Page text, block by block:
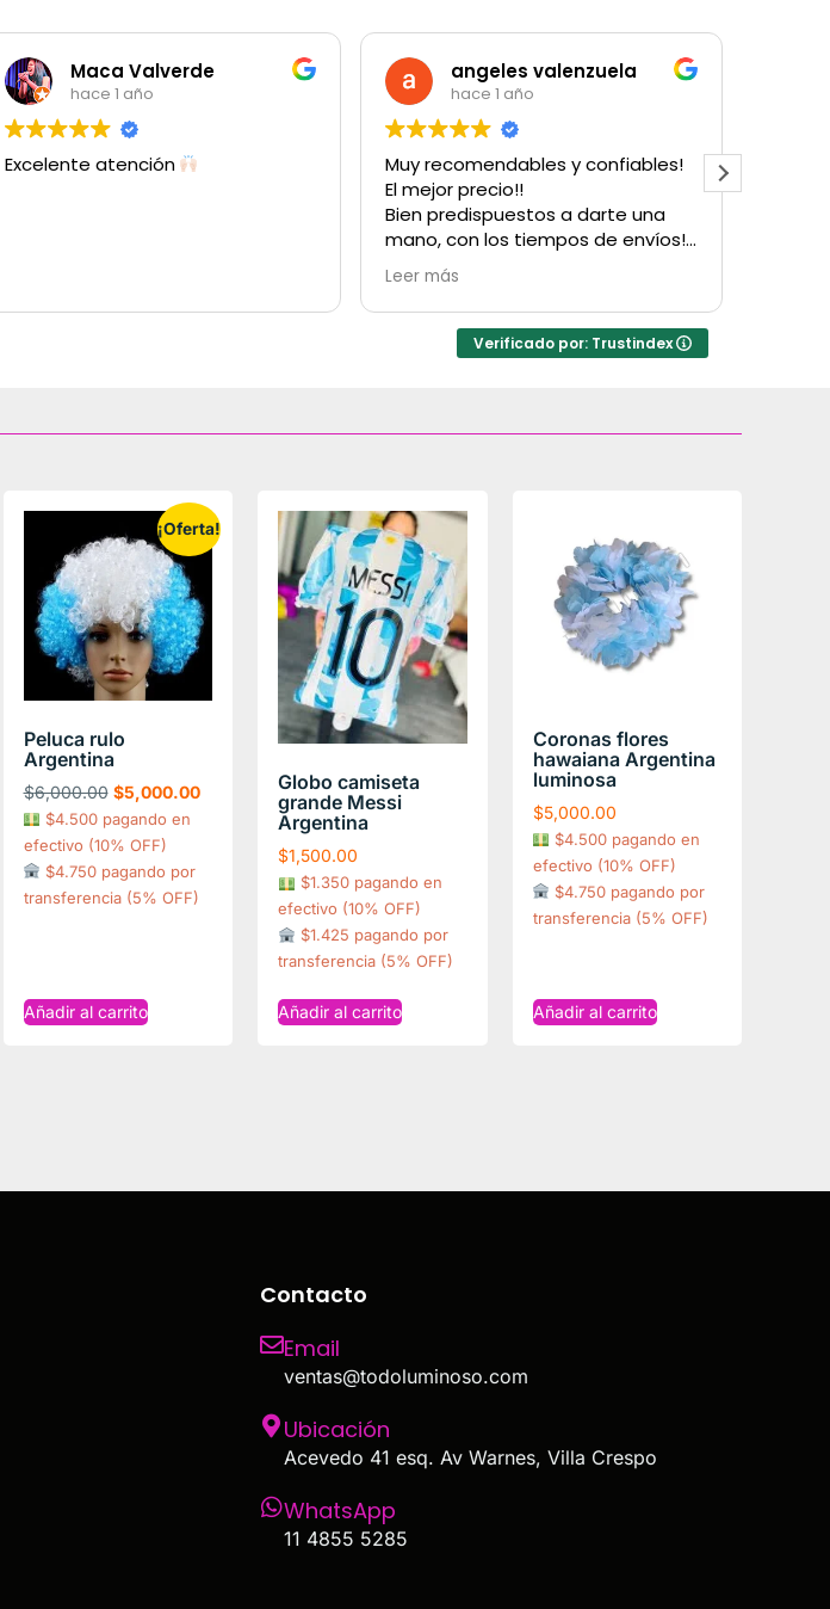
Maca Valverde
hace 1 año
Excelente atención
angeles valenzuela
hace 1 año
Muy recomendables y confiables!
El mejor precio!!
Bien predispuestos a darte una
mano, con los tiempos de envíos!
Obvio que vuelvo a comprarles!
Gracias!
Leer más
Verificado por: Trustindex
¡Oferta!
Peluca rulo
Argentina
$6,000.00 $5,000.00
$4.500 pagando en
efectivo (10% OFF)
$4.750 pagando por
transferencia (5% OFF)
Añadir al carrito
Globo camiseta
grande Messi
Argentina
$1,500.00
$1.350 pagando en
efectivo (10% OFF)
$1.425 pagando por
transferencia (5% OFF)
Añadir al carrito
Coronas flores
hawaiana Argentina
luminosa
$5,000.00
$4.500 pagando en
efectivo (10% OFF)
$4.750 pagando por
transferencia (5% OFF)
Añadir al carrito
Contacto
Email
ventas@todoluminoso.com
Ubicación
Acevedo 41 esq. Av Warnes, Villa Crespo
WhatsApp
11 4855 5285